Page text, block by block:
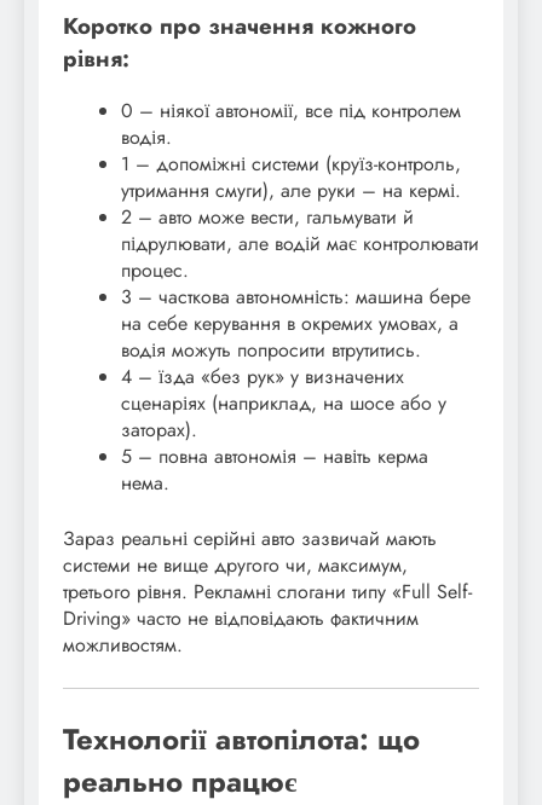
Коротко про значення кожного
рівня:
0 – ніякої автономії, все під контролем
водія.
1 – допоміжні системи (круїз-контроль,
утримання смуги), але руки – на кермі.
2 – авто може вести, гальмувати й
підрулювати, але водій має контролювати
процес.
3 – часткова автономність: машина бере
на себе керування в окремих умовах, а
водія можуть попросити втрутитись.
4 – їзда «без рук» у визначених
сценаріях (наприклад, на шосе або у
заторах).
5 – повна автономія – навіть керма
нема.
Зараз реальні серійні авто зазвичай мають
системи не вище другого чи, максимум,
третього рівня. Рекламні слогани типу «Full Self-
Driving» часто не відповідають фактичним
можливостям.
Технології автопілота: що
реально працює